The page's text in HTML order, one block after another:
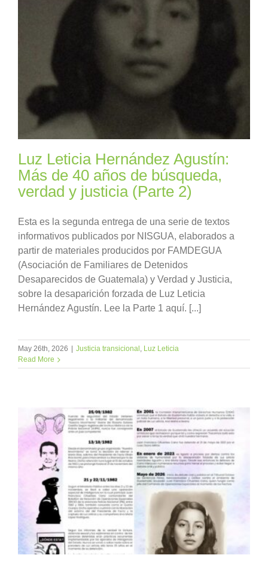
Luz Leticia Hernández Agustín:
Más de 40 años de búsqueda,
verdad y justicia (Parte 2)
Esta es la segunda entrega de una serie de textos
informativos publicados por NISGUA, elaborados a
partir de materiales producidos por FAMDEGUA
(Asociación de Familiares de Detenidos
Desaparecidos de Guatemala) y Verdad y Justicia,
sobre la desaparición forzada de Luz Leticia
Hernández Agustín. Lee la Parte 1 aquí. [...]
May 26th, 2026 | Justicia transicional Luz Leticia
Read More